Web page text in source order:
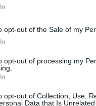
opt-out of the Sale of my
opt-out of processing my
opt-out of Collection, Use,
Data that Is
ο